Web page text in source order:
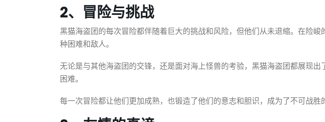
2、冒险与挑战
黑猫海盗团的每次冒险都伴随着巨大的挑战和风险，但他们从未退缩。在险峻
种困难和敌人。
无论是与其他海盗团的交锋，还是面对海上怪兽的考验，黑猫海盗团都展现出
困难。
每一次冒险都让他们更加成熟，也锻造了他们的意志和胆识，成为了不可战胜